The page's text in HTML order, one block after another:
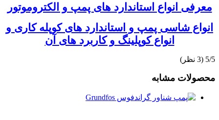
معرفی انواع استاندارد های پمپ و الکتروموتور
انواع شاسی پمپ و استاندارد های کوپله کاری و
انواع کوپلینگ و کاربرد های آن
‫5/5
محصولات مشابه